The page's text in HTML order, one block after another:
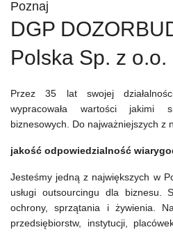
Poznaj
DGP
Polska Sp. z o.o.
Przez 35 lat swojej
wypracowała wartości
biznesowych. Do najważniejszych z
jakość odpowiedzialność
Jesteśmy jedną z największych w
usługi outsourcingu dla biznesu.
ochrony, sprzątania i żywienia.
przedsiębiorstw, instytucji,